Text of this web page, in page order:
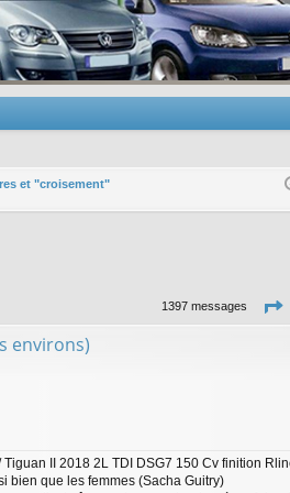
et "croisement"
1397 messages
environs)
II 2018 2L TDI DSG7 150 Cv finition
bien que les femmes (Sacha Guitry)